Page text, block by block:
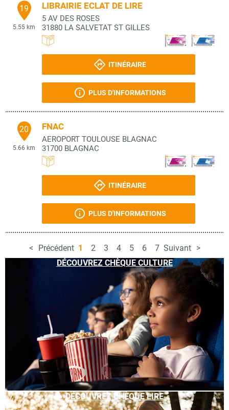
19
5.55 km
LIBRAIRIE ECLAT DE LIRE
5 AV DES ROSES
31880 LA SALVETAT ST GILLES
ITINÉRAIRE
PLUS D'INFORMATIONS
20
5.66 km
FNAC
AEROPORT TOULOUSE BLAGNAC
31700 BLAGNAC
ITINÉRAIRE
PLUS D'INFORMATIONS
Précédent 1 2 3 4 5 6 7 Suivant
DÉCOUVREZ CHÈQUE CULTURE
DÉCOUVREZ CHÈQUE LIRE